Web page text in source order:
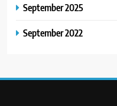
September 2025
September 2022